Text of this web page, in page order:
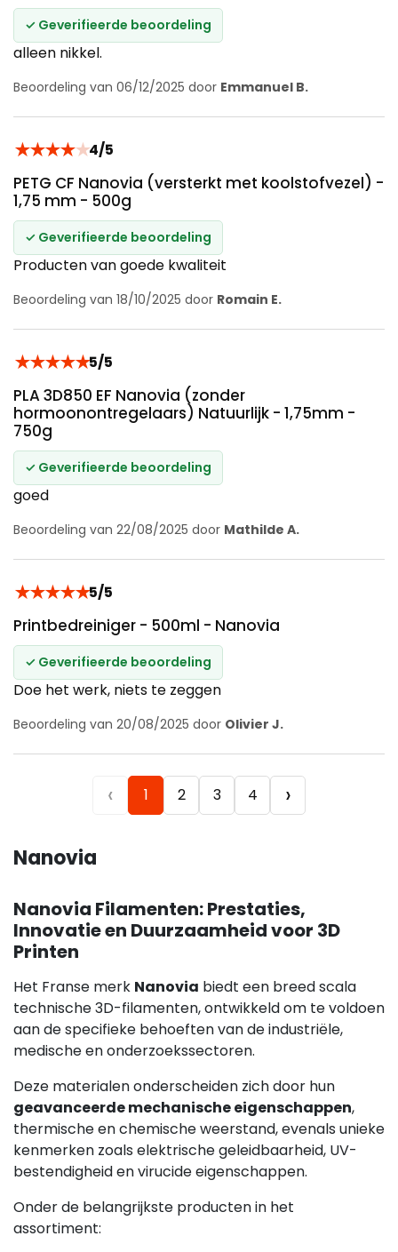
✓ Geverifieerde beoordeling
alleen nikkel.
Beoordeling van 06/12/2025 door Emmanuel B.
★★★★★4/5
PETG CF Nanovia (versterkt met koolstofvezel) -
1,75 mm - 500g
✓ Geverifieerde beoordeling
Producten van goede kwaliteit
Beoordeling van 18/10/2025 door Romain E.
★★★★★5/5
PLA 3D850 EF Nanovia (zonder
hormoonontregelaars) Natuurlijk - 1,75mm -
750g
✓ Geverifieerde beoordeling
goed
Beoordeling van 22/08/2025 door Mathilde A.
★★★★★5/5
Printbedreiniger - 500ml - Nanovia
✓ Geverifieerde beoordeling
Doe het werk, niets te zeggen
Beoordeling van 20/08/2025 door Olivier J.
‹ 1 2 3 4 ›
Nanovia
Nanovia Filamenten: Prestaties,
Innovatie en Duurzaamheid voor 3D
Printen
Het Franse merk Nanovia biedt een breed scala
technische 3D-filamenten, ontwikkeld om te voldoen
aan de specifieke behoeften van de industriële,
medische en onderzoekssectoren.
Deze materialen onderscheiden zich door hun
geavanceerde mechanische eigenschappen,
thermische en chemische weerstand, evenals unieke
kenmerken zoals elektrische geleidbaarheid, UV-
bestendigheid en virucide eigenschappen.
Onder de belangrijkste producten in het
assortiment: